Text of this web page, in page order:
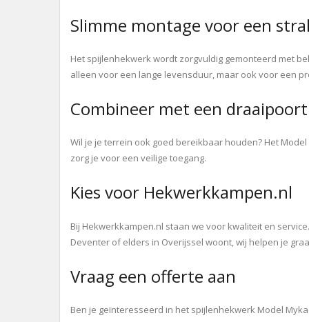
Slimme montage voor een
Het spijlenhekwerk wordt zorgvuldig gemonteerd met
alleen voor een lange levensduur, maar ook voor een
Combineer met een
Wil je je terrein ook goed bereikbaar houden? Het
zorg je voor een veilige toegang.
Kies voor Hekwerkkampen.nl
Bij Hekwerkkampen.nl staan we voor kwaliteit en
Deventer of elders in Overijssel woont, wij helpen je
Vraag een offerte aan
Ben je geïnteresseerd in het spijlenhekwerk Model